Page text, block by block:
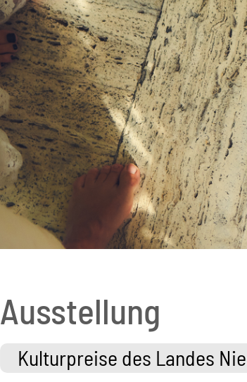
Ausstellung
Kulturpreise des Landes